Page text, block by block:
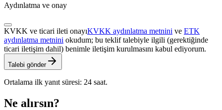
Aydınlatma ve onay
KVKK ve ticari ileti onayıKVKK aydınlatma metnini ve ETK
aydınlatma metnini okudum; bu teklif talebiyle ilgili (gerektiğinde
ticari iletişim dahil) benimle iletişim kurulmasını kabul ediyorum.
Talebi gönder
Ortalama ilk yanıt süresi: 24 saat.
Ne alırsın?